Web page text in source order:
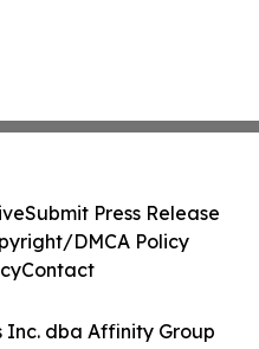
Inc. dba Affinity Group
Submit Press Release
DMCA Policy
Contact